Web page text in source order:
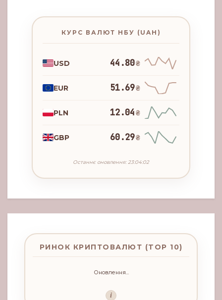
КУРС ВАЛЮТ НБУ (UAH)
USD 44.80₴
EUR 51.69₴
PLN 12.04₴
GBP 60.29₴
Останнє оновлення: 23:04:02
РИНОК КРИПТОВАЛЮТ (TOP 10)
Оновлення...
i